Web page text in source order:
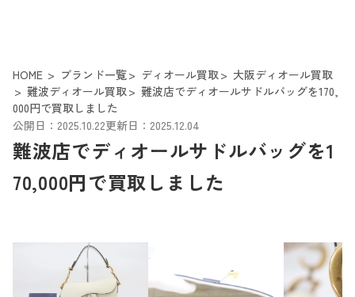
HOME ブランド一覧 ディオール買取
大阪ディオール買取
難波ディオール買取
難波店でディオールサドルバッグを170,
000円で買取しました
公開日：2025.10.22更新日：2025.12.04
難波店でディオールサドルバッグを1
70,000円で買取しました